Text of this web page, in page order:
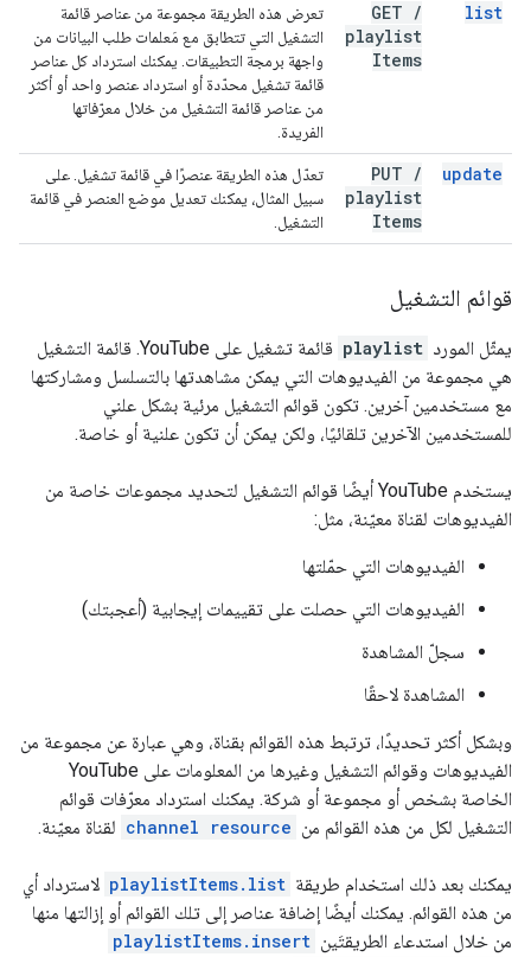
list
GET /
playlist
Items
تعرض هذه الطريقة مجموعة من عناصر قائمة
التشغيل التي تتطابق مع مَعلمات طلب البيانات من
واجهة برمجة التطبيقات. يمكنك استرداد كل عناصر
قائمة تشغيل محدّدة أو استرداد عنصر واحد أو أكثر
من عناصر قائمة التشغيل من خلال معرّفاتها
الفريدة.
update
PUT /
playlist
Items
تعدّل هذه الطريقة عنصرًا في قائمة تشغيل. على
سبيل المثال، يمكنك تعديل موضع العنصر في قائمة
التشغيل.
قوائم التشغيل
يمثّل المورد playlist
قائمة تشغيل على YouTube. قائمة التشغيل
هي مجموعة من الفيديوهات التي يمكن مشاهدتها بالتسلسل ومشاركتها
مع مستخدمين آخرين. تكون قوائم التشغيل مرئية بشكل علني
للمستخدمين الآخرين تلقائيًا، ولكن يمكن أن تكون علنية أو خاصة.
يستخدم YouTube أيضًا قوائم التشغيل لتحديد مجموعات خاصة من
الفيديوهات لقناة معيّنة، مثل:
الفيديوهات التي حمّلتها
الفيديوهات التي حصلت على تقييمات إيجابية (أعجبتك)
سجلّ المشاهدة
المشاهدة لاحقًا
وبشكل أكثر تحديدًا، ترتبط هذه القوائم بقناة، وهي عبارة عن مجموعة من
الفيديوهات وقوائم التشغيل وغيرها من المعلومات على YouTube
الخاصة بشخص أو مجموعة أو شركة. يمكنك استرداد معرّفات قوائم
التشغيل لكل من هذه القوائم من channel resource لقناة معيّنة.
يمكنك بعد ذلك استخدام طريقة playlistItems.list لاسترداد أي
من هذه القوائم. يمكنك أيضًا إضافة عناصر إلى تلك القوائم أو إزالتها منها
من خلال استدعاء الطريقتَين playlistItems.insert